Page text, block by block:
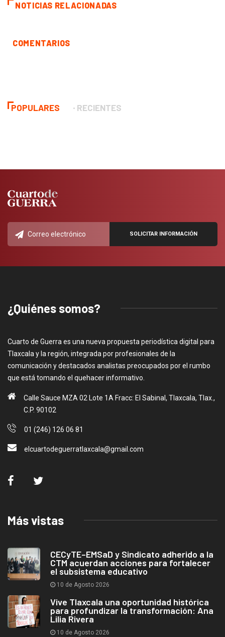
NOTICIAS RELACIONADAS
COMENTARIOS
POPULARES RECIENTES
¿Quiénes somos?
Cuarto de Guerra es una nueva propuesta periodística digital para
Tlaxcala y la región, integrada por profesionales de la
comunicación y destacados analistas preocupados por el rumbo
que está tomando el quehacer informativo.
Calle Sauce MZA 02 Lote 1A Fracc: El Sabinal, Tlaxcala, Tlax.,
C.P. 90102
01 (246) 126 06 81
elcuartodeguerratlaxcala@gmail.com
Más vistas
CECyTE–EMSaD y Sindicato adherido a la
CTM acuerdan acciones para fortalecer
el subsistema educativo
10 de Agosto 2026
Vive Tlaxcala una oportunidad histórica
para profundizar la transformación: Ana
Lilia Rivera
10 de Agosto 2026